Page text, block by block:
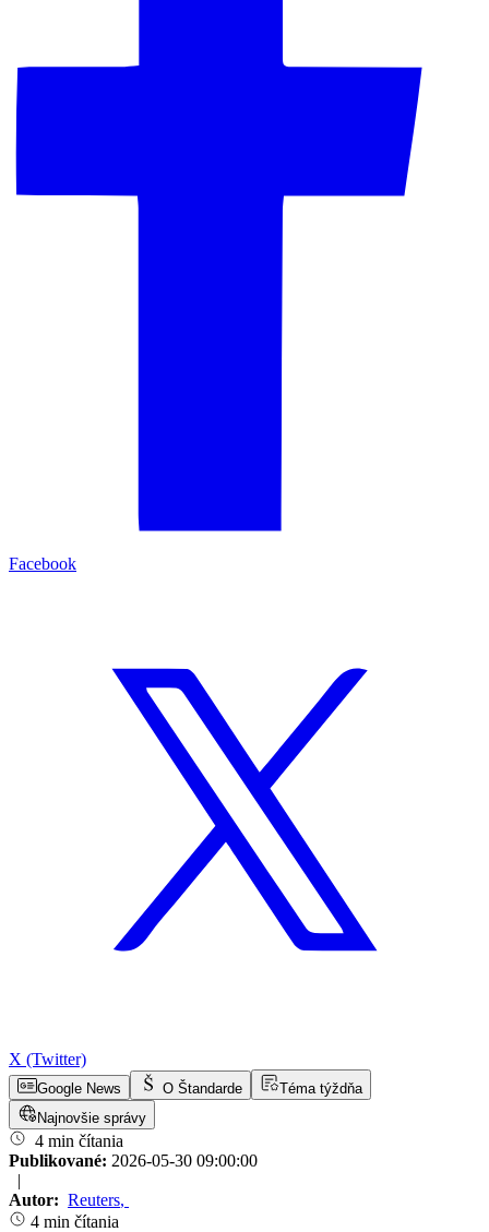
Facebook
X (Twitter)
Google News O Štandarde
Téma týždňa
Najnovšie správy
4 min čítania
Publikované: 2026-05-30 09:00:00
|
Autor: Reuters,
4 min čítania